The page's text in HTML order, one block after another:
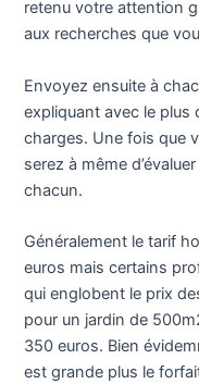
retenu votre attention
aux recherches que
Envoyez ensuite à
expliquant avec le plus
charges. Une fois que
serez à même
chacun.
Généralement le tarif
euros mais certains
qui englobent le prix
pour un jardin de
350 euros. Bien
est grande plus le